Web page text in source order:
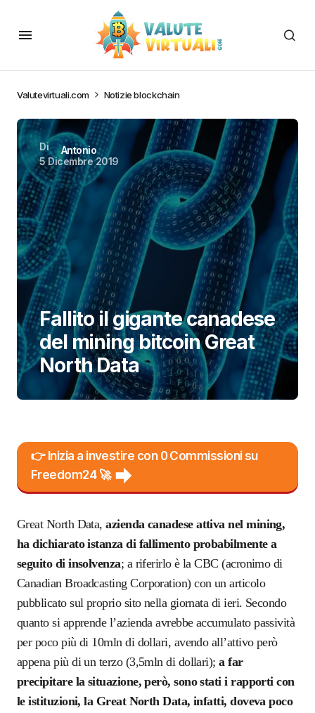
Valutevirtuali.com Notizie blockchain
Di
Antonio
5 Dicembre 2019
Fallito il gigante canadese
del mining bitcoin Great
North Data
👉 Inizia a investire con 0 Commissioni su
Freedom24 🚀
Great North Data,azienda canadese attiva nel mining,
ha dichiarato istanza di fallimento probabilmente a
seguito di insolvenza; a riferirlo è la CBC (acronimo di
Canadian Broadcasting Corporation) con un articolo
pubblicato sul proprio sito nella giornata di ieri. Secondo
quanto si apprende l’azienda avrebbe accumulato passività
per poco più di 10mln di dollari, avendo all’attivo però
appena più di un terzo (3,5mln di dollari); a far
precipitare la situazione, però, sono stati i rapporti con
le istituzioni, la Great North Data, infatti, doveva poco